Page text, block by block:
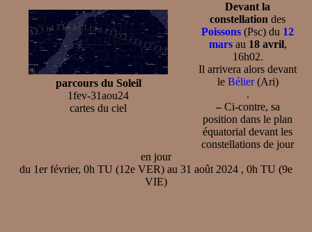
parcours du Soleil
1fev-31aou24
cartes du ciel
Devant la
constellation des
Poissons (Psc) du 12
marsau 18 avril,
16h02.
Il arrivera alors devant
le Bélier(Ari)
.
–Ci-contre, sa
position dans le plan
équatorial devant les
constellations de jour
en jour
du 1er février, 0h TU (12e VER) au 31 août 2024 , 0h TU (9e
VIE)